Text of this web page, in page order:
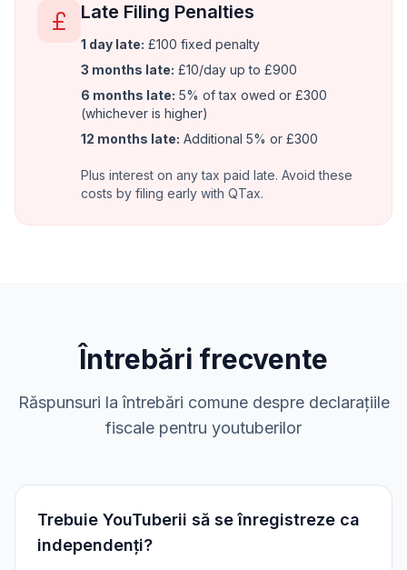
Late Filing Penalties
1 day late: £100 fixed penalty
3 months late: £10/day up to £900
6 months late: 5% of tax owed or £300
(whichever is higher)
12 months late: Additional 5% or £300
Plus interest on any tax paid late. Avoid these
costs by filing early with QTax.
Întrebări frecvente
Răspunsuri la întrebări comune despre declarațiile
fiscale pentru youtuberilor
Trebuie YouTuberii să se înregistreze ca
independenți?